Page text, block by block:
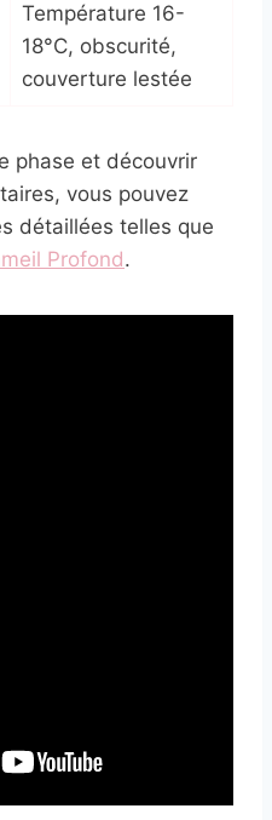
Température 16-
18°C, obscurité,
couverture lestée
phase et découvrir
vous pouvez
détaillées telles que
Profond.